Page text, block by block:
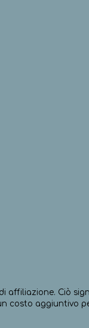
affiliazione. Ciò
costo aggiuntivo